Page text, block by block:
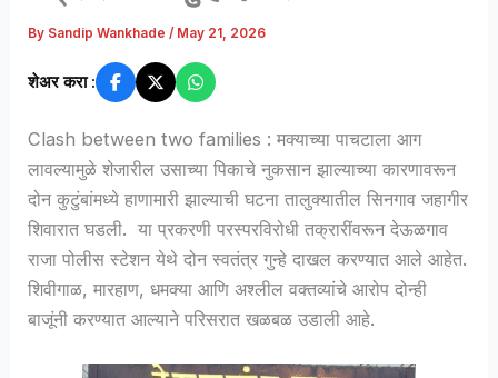
By Sandip Wankhade/ May 21, 2026
शेअर करा :
Clash between two families : मक्याच्या पाचटाला आग
लावल्यामुळे शेजारील उसाच्या पिकाचे नुकसान झाल्याच्या कारणावरून
दोन कुटुंबांमध्ये हाणामारी झाल्याची घटना तालुक्यातील सिनगाव जहागीर
शिवारात घडली. या प्रकरणी परस्परविरोधी तक्रारींवरून देऊळगाव
राजा पोलीस स्टेशन येथे दोन स्वतंत्र गुन्हे दाखल करण्यात आले आहेत.
शिवीगाळ, मारहाण, धमक्या आणि अश्लील वक्तव्यांचे आरोप दोन्ही
बाजूंनी करण्यात आल्याने परिसरात खळबळ उडाली आहे.